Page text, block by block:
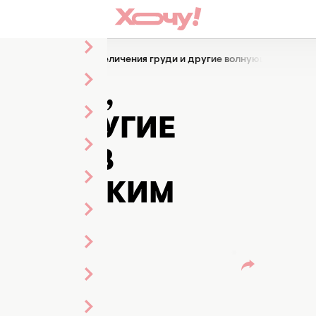
липосакции, увеличения груди и другие волнующие
И ДРУГИЕ
В